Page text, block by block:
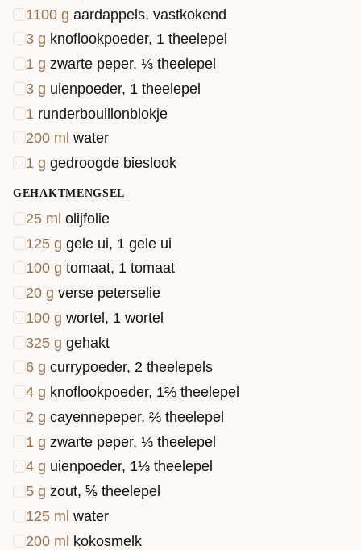
1100 g aardappels, vastkokend
3 g knoflookpoeder, 1 theelepel
1 g zwarte peper, ⅓ theelepel
3 g uienpoeder, 1 theelepel
1 runderbouillonblokje
200 ml water
1 g gedroogde bieslook
GEHAKTMENGSEL
25 ml olijfolie
125 g gele ui, 1 gele ui
100 g tomaat, 1 tomaat
20 g verse peterselie
100 g wortel, 1 wortel
325 g gehakt
6 g currypoeder, 2 theelepels
4 g knoflookpoeder, 1⅔ theelepel
2 g cayennepeper, ⅔ theelepel
1 g zwarte peper, ⅓ theelepel
4 g uienpoeder, 1⅓ theelepel
5 g zout, ⅚ theelepel
125 ml water
200 ml kokosmelk